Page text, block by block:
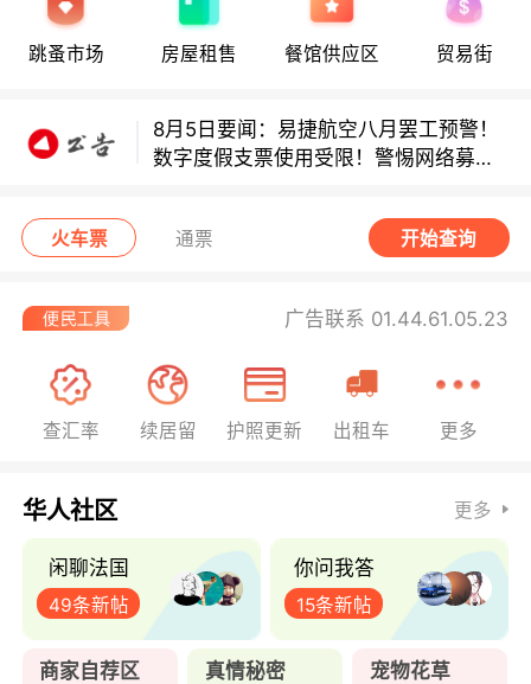
跳蚤市场 房屋租售 餐馆供应区 贸易街
8月5日要闻：易捷航空八月罢工预警！
数字度假支票使用受限！警惕网络募捐
8月5日要闻：易捷航空八月罢工预警！
数字度假支票使用受限！警惕网络募捐
骗局！
数字度假支票使用受限！警惕网络募捐
火车票 通票 开始查询
广告联系 01.44.61.05.23
查汇率 续居留 护照更新 出租车 更多
华人社区 更多
闲聊法国
49条新帖
你问我答
15条新帖
商家自荐区 真情秘密 宠物花草